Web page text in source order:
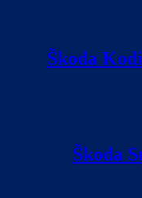
Škoda
Škoda